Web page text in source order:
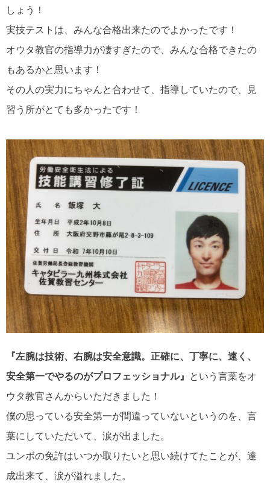
しょう！
実技テストは、みんな合格出来たのでよかったです！
オウタ教官の指導力が凄すぎたので、みんな合格できたの
もあるかと思います！
その人の実力にちゃんと合わせて、指導していたので、見
習う所がとても多かったです！
『左腕は技術、右腕は安全意識。正確に、丁寧に、速く、
安全第一でやるのがプロフェッショナル』
という言葉をオ
ウタ教官さんからいただきました！
僕の思っている安全第一が間違っていないというのを、言
葉にしていただいて、涙が出ました。
ユンボの免許はいつか取りたいと思い続けてたことが、達
成出来て、涙が溢れました。